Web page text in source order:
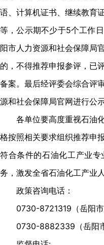
语、计算机证书、继续教育
等，公示期不少于5个工作
阳市人力资源和社会保障局
的，不得推荐申报参评，已
备案。最后经评委会综合评
源和社会保障局官网进行公
各单位要高度重视石油化
格按照相关要求组织推荐申
符合条件的石油化工产业
务，激发全省石油化工产业
政策咨询电话：
0730-8721319（岳阳市
0730-8882339（岳阳市